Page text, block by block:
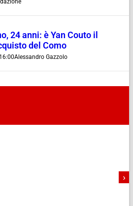
24 anni: è Yan Couto il
del Como
16:00Alessandro Gazzolo
›